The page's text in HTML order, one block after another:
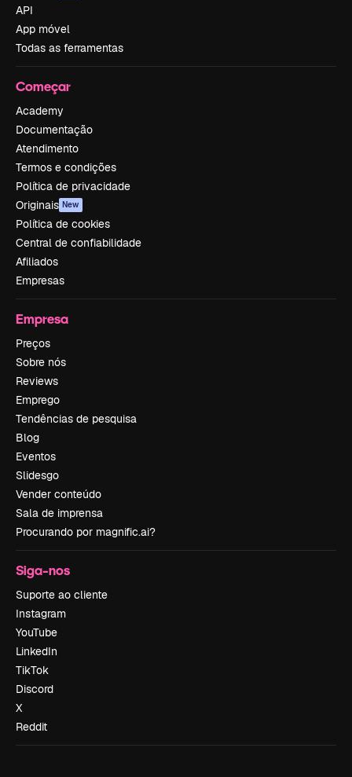
API
App móvel
Todas as ferramentas
Começar
Academy
Documentação
Atendimento
Termos e condições
Política de privacidade
Originais New
Política de cookies
Central de confiabilidade
Afiliados
Empresas
Empresa
Preços
Sobre nós
Reviews
Emprego
Tendências de pesquisa
Blog
Eventos
Slidesgo
Vender conteúdo
Sala de imprensa
Procurando por magnific.ai?
Siga-nos
Suporte ao cliente
Instagram
YouTube
LinkedIn
TikTok
Discord
X
Reddit